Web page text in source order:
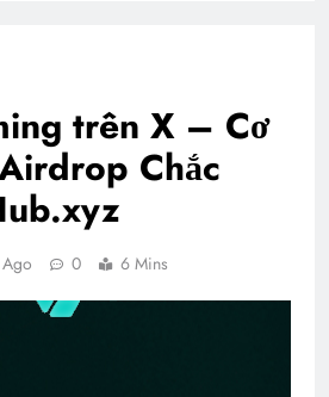
trên X – Cơ
Chắc
Ago 0 6 Mins